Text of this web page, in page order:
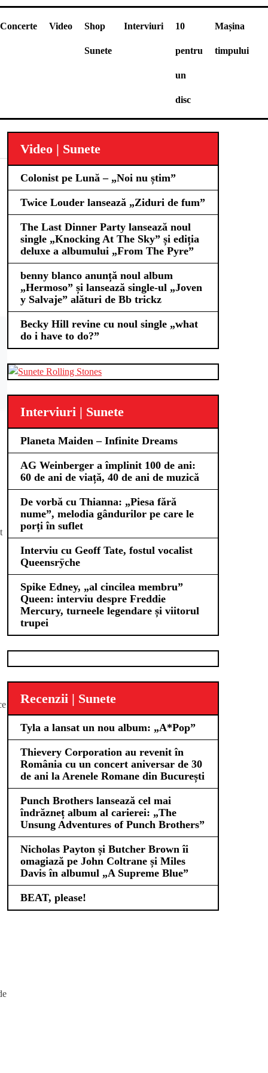
Concerte Video Shop
Sunete
Interviuri 10
pentru
un
disc
Mașina
timpului
Video | Sunete
Colonist pe Lună – „Noi nu știm”
Twice Louder lansează „Ziduri de fum”
The Last Dinner Party lansează noul
single „Knocking At The Sky” și ediția
deluxe a albumului „From The Pyre”
benny blanco anunță noul album
„Hermoso” și lansează single-ul „Joven
y Salvaje” alături de Bb trickz
Becky Hill revine cu noul single „what
do i have to do?”
Interviuri | Sunete
Planeta Maiden – Infinite Dreams
AG Weinberger a împlinit 100 de ani:
60 de ani de viață, 40 de ani de muzică
De vorbă cu Thianna: „Piesa fără
nume”, melodia gândurilor pe care le
porți în suflet
Interviu cu Geoff Tate, fostul vocalist
Queensrÿche
Spike Edney, „al cincilea membru”
Queen: interviu despre Freddie
Mercury, turneele legendare și viitorul
trupei
Recenzii | Sunete
Tyla a lansat un nou album: „A*Pop”
Thievery Corporation au revenit în
România cu un concert aniversar de 30
de ani la Arenele Romane din București
Punch Brothers lansează cel mai
îndrăzneț album al carierei: „The
Unsung Adventures of Punch Brothers”
Nicholas Payton și Butcher Brown îi
omagiază pe John Coltrane și Miles
Davis în albumul „A Supreme Blue”
BEAT, please!